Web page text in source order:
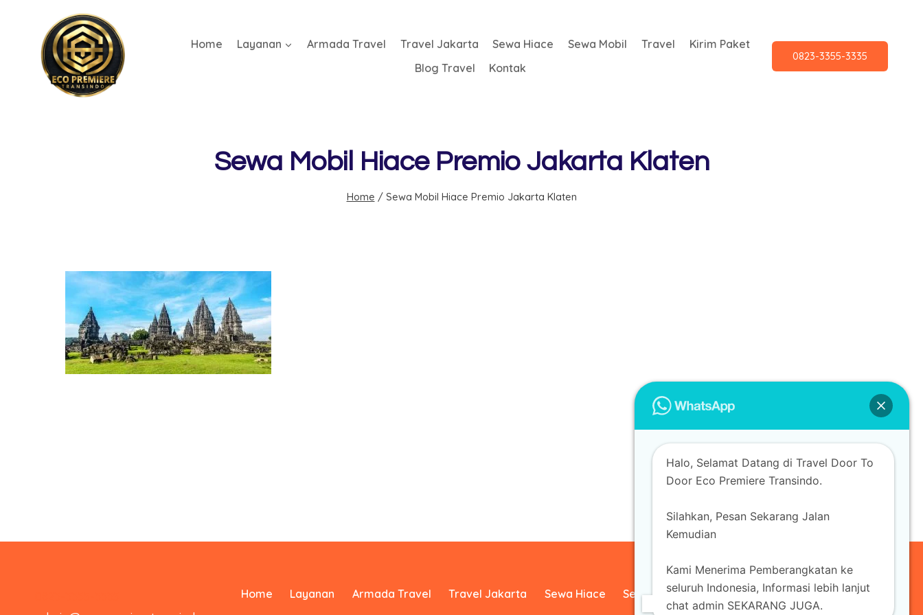
Home Layanan Armada Travel Travel Jakarta Sewa Hiace Sewa Mobil Travel
Kirim Paket
Blog Travel
Kontak
0823-3355-3335
Sewa Mobil Hiace Premio Jakarta Klaten
Home / Sewa Mobil Hiace Premio Jakarta Klaten
Home Layanan Armada Travel Travel Jakarta Sewa Hiace
Sewa Mobil
Halo, Selamat Datang di Travel Door To
Door Eco Premiere Transindo.
Silahkan, Pesan Sekarang Jalan
Kemudian
Kami Menerima Pemberangkatan ke
seluruh Indonesia, Informasi lebih lanjut
chat admin SEKARANG JUGA.